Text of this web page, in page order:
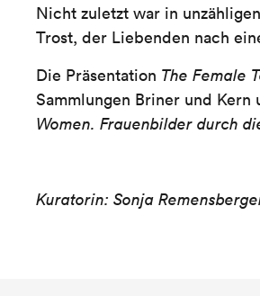
Nicht zuletzt war in
Trost, der Liebenden nach
Die Präsentation The Female
Sammlungen Briner und
Women. Frauenbilder durch
Kuratorin: Sonja